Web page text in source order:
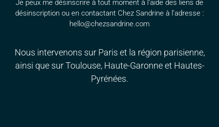
Je peux me désinscrire à tout moment à l’aide des liens de
désinscription ou en contactant Chez Sandrine à l’adresse :
hello@chezsandrine.com
Nous intervenons sur Paris et la région parisienne,
ainsi que sur Toulouse, Haute-Garonne et Hautes-
Pyrénées.